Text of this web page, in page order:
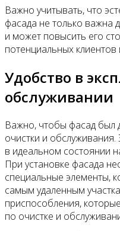
Важно учитывать, что
фасада не только важна
и может повысить его
потенциальных
Удобство в
обслуживании
Важно, чтобы фасад был
очистки и
в идеальном состоянии
При установке фасада
специальные элементы,
самым удаленным
приспособления,
по очистке и